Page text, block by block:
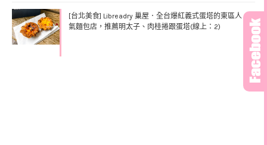
[台北美食] Libreadry 巢屋．全台爆紅義式蛋塔的東區人
氣麵包店，推薦明太子、肉桂捲跟蛋塔(線上：2)